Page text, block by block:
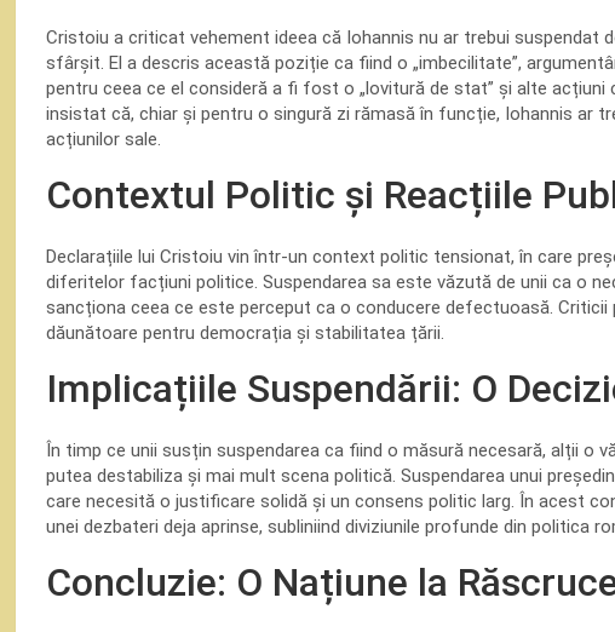
Cristoiu a criticat vehement ideea că Iohannis nu ar trebui suspendat
sfârșit. El a descris această poziție ca fiind o „imbecilitate”,
pentru ceea ce el consideră a fi fost o „lovitură de stat” și alte
insistat că, chiar și pentru o singură zi rămasă în funcție, Iohannis ar
acțiunilor sale.
Contextul Politic și Reacțiile
Declarațiile lui Cristoiu vin într-un context politic tensionat, în care
diferitelor facțiuni politice. Suspendarea sa este văzută de unii ca o
sancționa ceea ce este perceput ca o conducere defectuoasă.
dăunătoare pentru democrația și stabilitatea țării.
Implicațiile Suspendării: O
În timp ce unii susțin suspendarea ca fiind o măsură necesară, alții o
putea destabiliza și mai mult scena politică. Suspendarea unui
care necesită o justificare solidă și un consens politic larg. În acest
unei dezbateri deja aprinse, subliniind diviziunile profunde din politica
Concluzie: O Națiune la